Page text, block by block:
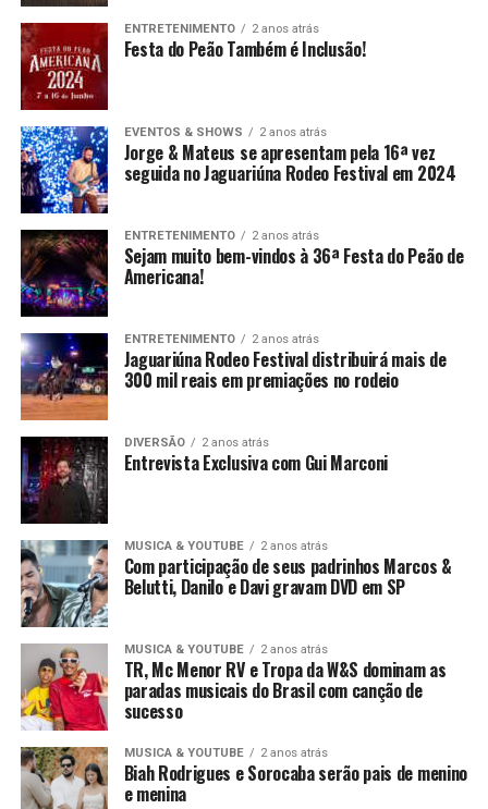
ENTRETENIMENTO 2 anos atrás
Festa do Peão Também é Inclusão!
EVENTOS & SHOWS 2 anos atrás
Jorge & Mateus se apresentam pela 16ª vez
seguida no Jaguariúna Rodeo Festival em 2024
ENTRETENIMENTO 2 anos atrás
Sejam muito bem-vindos à 36ª Festa do Peão de
Americana!
ENTRETENIMENTO 2 anos atrás
Jaguariúna Rodeo Festival distribuirá mais de
300 mil reais em premiações no rodeio
DIVERSÃO 2 anos atrás
Entrevista Exclusiva com Gui Marconi
MUSICA & YOUTUBE 2 anos atrás
Com participação de seus padrinhos Marcos &
Belutti, Danilo e Davi gravam DVD em SP
MUSICA & YOUTUBE 2 anos atrás
TR, Mc Menor RV e Tropa da W&S dominam as
paradas musicais do Brasil com canção de
sucesso
MUSICA & YOUTUBE 2 anos atrás
Biah Rodrigues e Sorocaba serão pais de menino
e menina